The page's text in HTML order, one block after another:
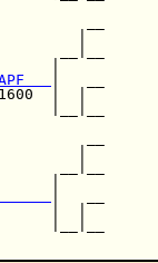
|
|
|  |
|
|
|
|  |